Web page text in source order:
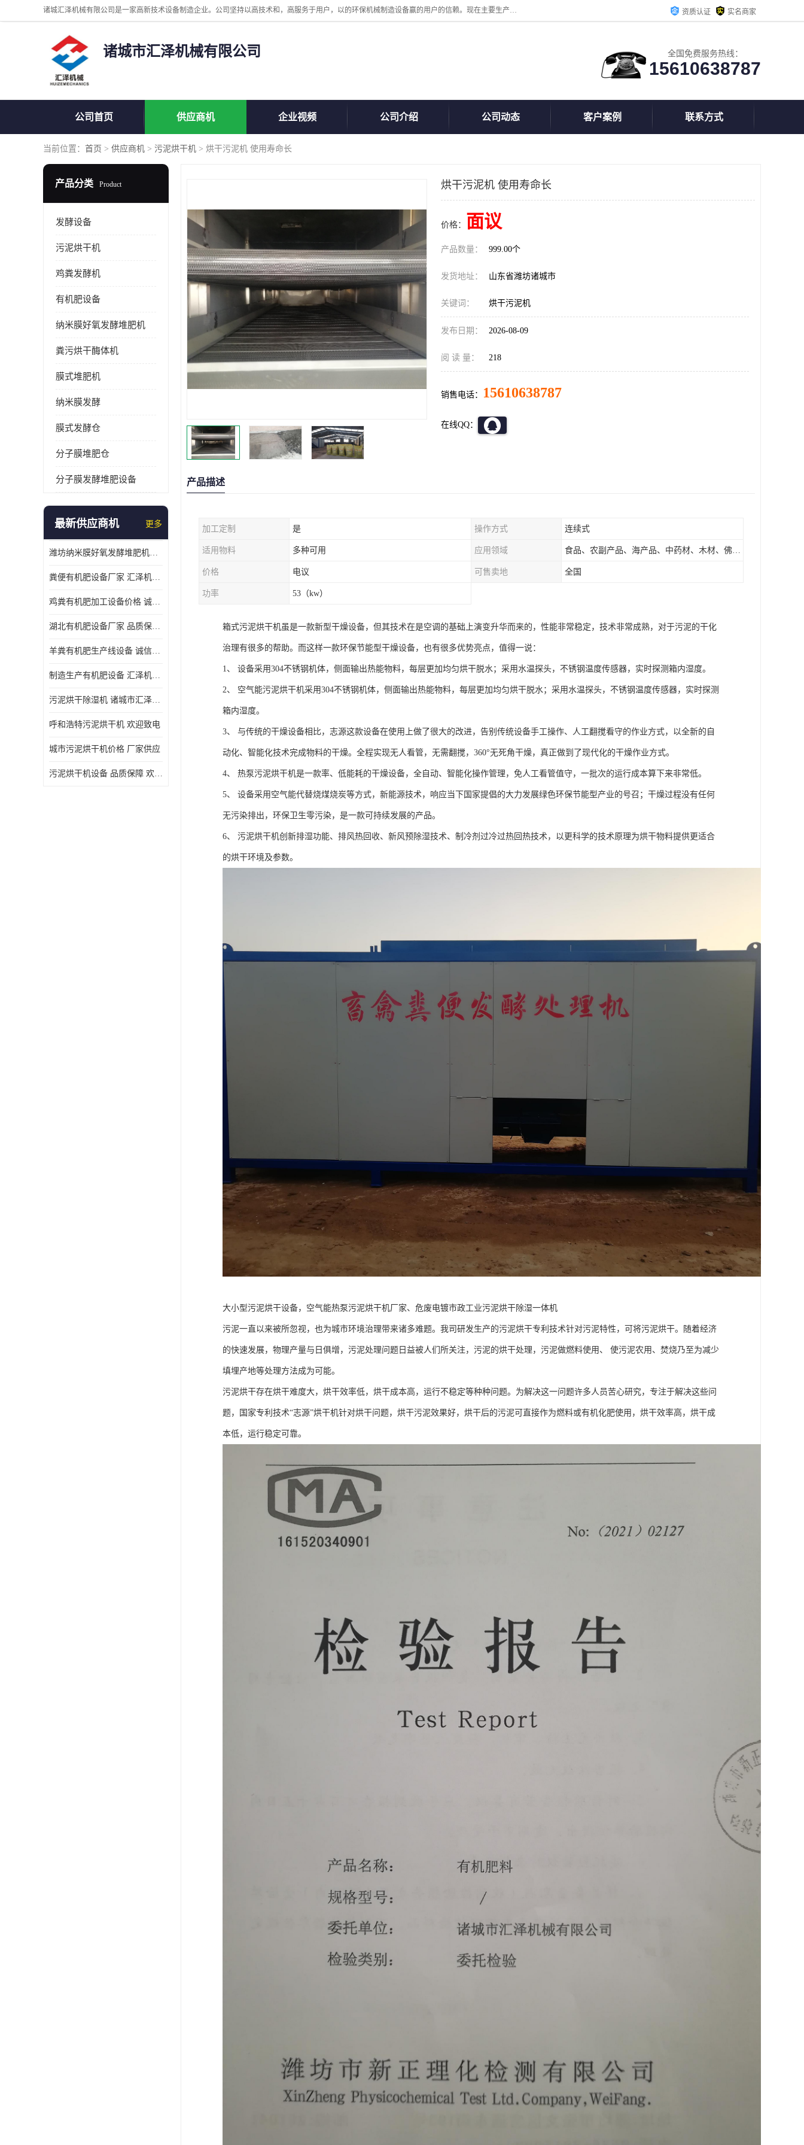
诸城汇泽机械有限公司是一家高新技术设备制造企业。公司坚持以高技术和，高服务于用户，以的环保机械制造设备赢的用户的信赖。现在主要生产死亡畜禽无害化处理和立式和卧式有机肥设备，搅拌机，烘干机，高温发酵机等。污水处理设备，固液分离机。气浮机，化制机等。公司秉承品质，用户至上，科技创新的经营理。 资质认证 实名商家
诸城市汇泽机械有限公司 全国免费服务热线：
15610638787
公司首页 供应商机 企业视频 公司介绍 公司动态 客户案例 联系方式
当前位置： 首页 > 供应商机 > 污泥烘干机 > 烘干污泥机 使用寿命长
产品分类 Product
发酵设备
污泥烘干机
鸡粪发酵机
有机肥设备
纳米膜好氧发酵堆肥机
粪污烘干酶体机
膜式堆肥机
纳米膜发酵
膜式发酵仓
分子膜堆肥仓
分子膜发酵堆肥设备
最新供应商机 更多
潍坊纳米膜好氧发酵堆肥机定制
粪便有机肥设备厂家 汇泽机械 免费报价
鸡粪有机肥加工设备价格 诚信卖家 致电了解
湖北有机肥设备厂家 品质保障 欢迎咨询
羊粪有机肥生产线设备 诚信卖家 致电了解
制造生产有机肥设备 汇泽机械 免费报价
污泥烘干除湿机 诸城市汇泽机械有限公司
呼和浩特污泥烘干机 欢迎致电
城市污泥烘干机价格 厂家供应
污泥烘干机设备 品质保障 欢迎咨询
烘干污泥机 使用寿命长
价格： 面议
产品数量： 999.00个
发货地址： 山东省潍坊诸城市
关键词： 烘干污泥机
发布日期： 2026-08-09
阅 读 量： 218
销售电话： 15610638787
在线QQ：
产品描述
加工定制 是 操作方式 连续式
适用物料 多种可用 应用领域 食品、农副产品、海产品、中药材、木材、佛香、茶叶、污泥等
价格 电议 可售卖地 全国
功率 53（kw）
箱式污泥烘干机虽是一款新型干燥设备，但其技术在是空调的基础上演变升华而来的，性能非常稳定，技术非常成熟，对于污泥的干化
治理有很多的帮助。而这样一款环保节能型干燥设备，也有很多优势亮点，值得一说：
1、 设备采用304不锈钢机体，侧面输出热能物料，每层更加均匀烘干脱水；采用水温探头，不锈钢温度传感器，实时探测箱内湿度。
2、 空气能污泥烘干机采用304不锈钢机体，侧面输出热能物料，每层更加均匀烘干脱水；采用水温探头，不锈钢温度传感器，实时探测
箱内湿度。
3、 与传统的干燥设备相比，志源这款设备在使用上做了很大的改进，告别传统设备手工操作、人工翻搅看守的作业方式，以全新的自
动化、智能化技术完成物料的干燥。全程实现无人看管，无需翻搅，360°无死角干燥，真正做到了现代化的干燥作业方式。
4、 热泵污泥烘干机是一款率、低能耗的干燥设备，全自动、智能化操作管理，免人工看管值守，一批次的运行成本算下来非常低。
5、 设备采用空气能代替烧煤烧炭等方式，新能源技术，响应当下国家提倡的大力发展绿色环保节能型产业的号召；干燥过程没有任何
无污染排出，环保卫生零污染，是一款可持续发展的产品。
6、 污泥烘干机创新排湿功能、排风热回收、新风预除湿技术、制冷剂过冷过热回热技术，以更科学的技术原理为烘干物料提供更适合
的烘干环境及参数。
大小型污泥烘干设备，空气能热泵污泥烘干机厂家、危废电镀市政工业污泥烘干除湿一体机
污泥一直以来被所忽视，也为城市环境治理带来诸多难题。我司研发生产的污泥烘干专利技术针对污泥特性，可将污泥烘干。随着经济
的快速发展，物理产量与日俱增，污泥处理问题日益被人们所关注，污泥的烘干处理，污泥做燃料使用、 使污泥农用、焚烧乃至为减少
填埋产地等处理方法成为可能。
污泥烘干存在烘干难度大，烘干效率低，烘干成本高，运行不稳定等种种问题。为解决这一问题许多人员苦心研究，专注于解决这些问
题，国家专利技术“志源”烘干机针对烘干问题，烘干污泥效果好，烘干后的污泥可直接作为燃料或有机化肥使用，烘干效率高，烘干成
本低，运行稳定可靠。